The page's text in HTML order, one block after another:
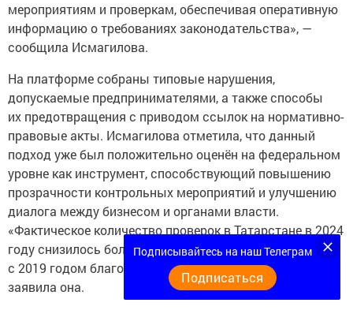
мероприятиям и проверкам, обеспечивая оперативную
информацию о требованиях законодательства», —
сообщила Исмагилова.
На платформе собраны типовые нарушения,
допускаемые предпринимателями, а также способы
их предотвращения с приводом ссылок на нормативно-
правовые акты. Исмагилова отметила, что данный
подход уже был положительно оценён на федеральном
уровне как инструмент, способствующий повышению
прозрачности контрольных мероприятий и улучшению
диалога между бизнесом и органами власти.
«Фактическое количество проверок в Татарстане в 2024
году снизилось более чем в четыре раза по сравнению
с 2019 годом благодаря действующему мораторию», —
заявила она.
Подписывайтесь на наш Телеграм
Подписаться